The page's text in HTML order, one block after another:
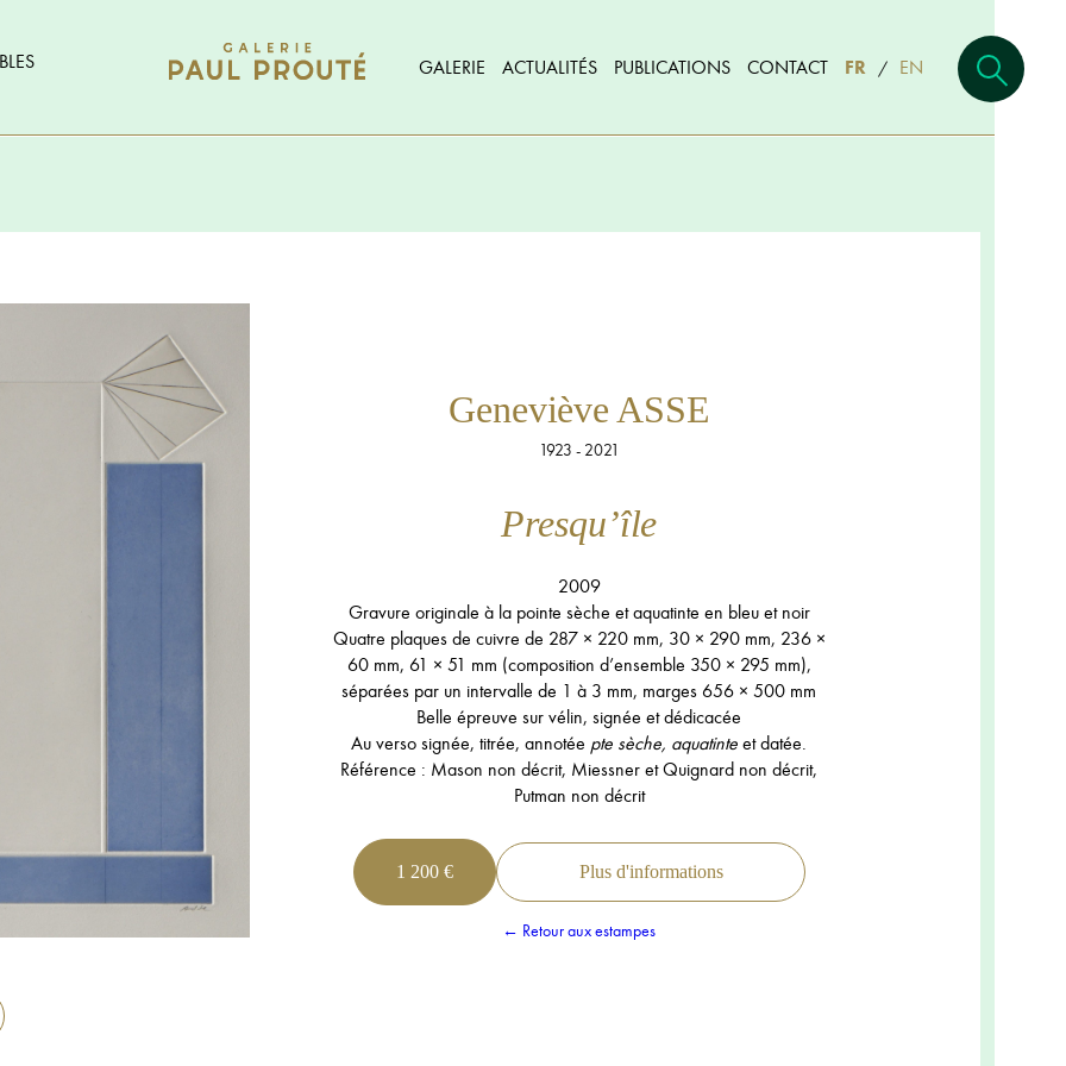
GALERIE ACTUALITÉS PUBLICATIONS CONTACT FR / EN
Geneviève ASSE
1923 - 2021
Presqu’île
2009
Gravure originale à la pointe sèche et aquatinte en bleu et noir
Quatre plaques de cuivre de 287 × 220 mm, 30 × 290 mm, 236 ×
60 mm, 61 × 51 mm (composition d’ensemble 350 × 295 mm),
séparées par un intervalle de 1 à 3 mm, marges 656 × 500 mm
Belle épreuve sur vélin, signée et dédicacée
Au verso signée, titrée, annotée pte sèche, aquatinteet datée.
Référence : Mason non décrit, Miessner et Quignard non décrit,
Putman non décrit
1 200 € Plus d'informations
← Retour aux estampes